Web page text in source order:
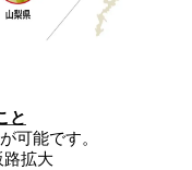
と
可能です。
路拡大